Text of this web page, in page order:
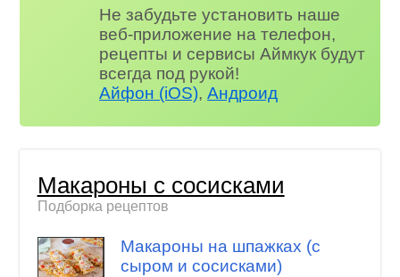
Не забудьте установить наше
веб-приложение на телефон,
рецепты и сервисы Аймкук будут
всегда под рукой!
Айфон (iOS),Андроид
Макароны с сосисками
Подборка рецептов
Макароны на шпажках (с
сыром и сосисками)